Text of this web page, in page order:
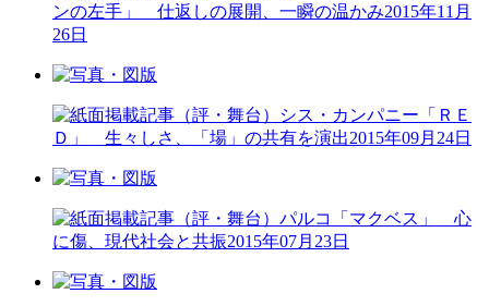
ンの左手」 仕返しの展開、一瞬の温かみ2015年11月
26日
（評・舞台）シス・カンパニー「ＲＥ
Ｄ」 生々しさ、「場」の共有を演出2015年09月24日
（評・舞台）パルコ「マクベス」 心
に傷、現代社会と共振2015年07月23日